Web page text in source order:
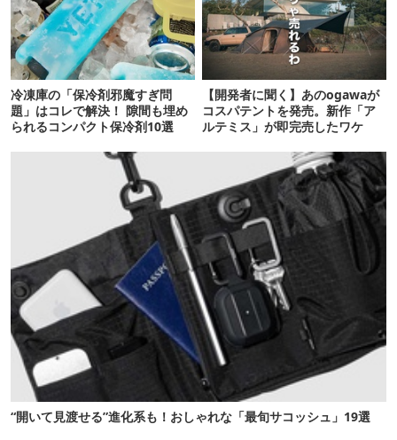
冷凍庫の「保冷剤邪魔すぎ問
題」はコレで解決！ 隙間も埋め
られるコンパクト保冷剤10選
【開発者に聞く】あのogawaが
コスパテントを発売。新作「ア
ルテミス」が即完売したワケ
“開いて見渡せる”進化系も！おしゃれな「最旬サコッシュ」19選